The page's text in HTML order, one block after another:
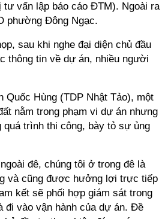
vấn lập báo cáo ĐTM). Ngoài ra
phường Đông Ngạc.
sau khi nghe đại diện chủ đầu
thông tin về dự án, nhiều người
Quốc Hùng (TDP Nhật Tảo), một
nằm trong phạm vi dự án nhưng
quá trình thi công, bày tỏ sự ủng
đê, chúng tôi ở trong đê là
và cũng được hưởng lợi trực tiếp
kết sẽ phối hợp giám sát trong
đi vào vận hành của dự án. Đề